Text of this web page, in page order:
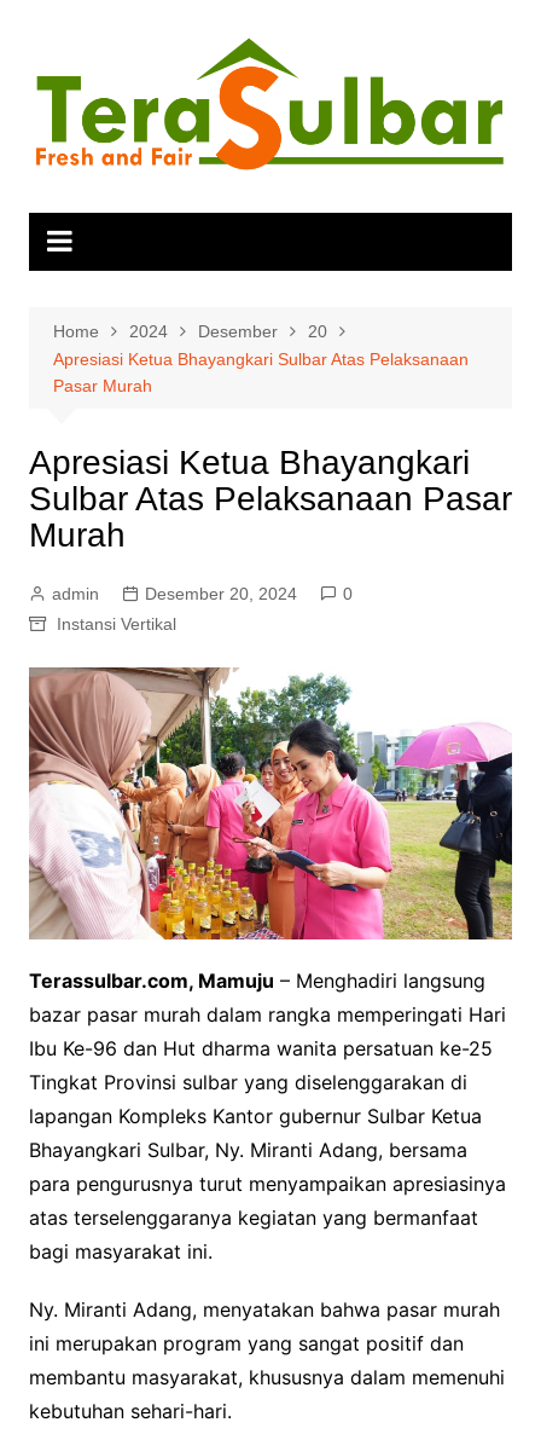
content
Home 2024 Desember
20
Apresiasi Ketua Bhayangkari Sulbar Atas Pelaksanaan
Pasar Murah
Apresiasi Ketua Bhayangkari
Sulbar Atas Pelaksanaan Pasar
Murah
admin Desember 20, 2024
0
Instansi Vertikal
Terassulbar.com, Mamuju – Menghadiri langsung
bazar pasar murah dalam rangka memperingati Hari
Ibu Ke-96 dan Hut dharma wanita persatuan ke-25
Tingkat Provinsi sulbar yang diselenggarakan di
lapangan Kompleks Kantor gubernur Sulbar Ketua
Bhayangkari Sulbar, Ny. Miranti Adang, bersama
para pengurusnya turut menyampaikan apresiasinya
atas terselenggaranya kegiatan yang bermanfaat
bagi masyarakat ini.
Ny. Miranti Adang, menyatakan bahwa pasar murah
ini merupakan program yang sangat positif dan
membantu masyarakat, khususnya dalam memenuhi
kebutuhan sehari-hari.